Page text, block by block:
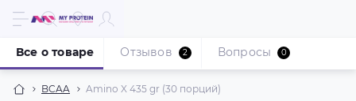
BCAA Amino X 435 gr (30 порций)
Все о товаре Отзывов 2 Вопросы 0